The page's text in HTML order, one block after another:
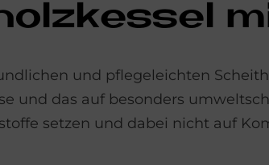
und pflegeleichten
und das auf besonders
setzen und dabei nicht auf